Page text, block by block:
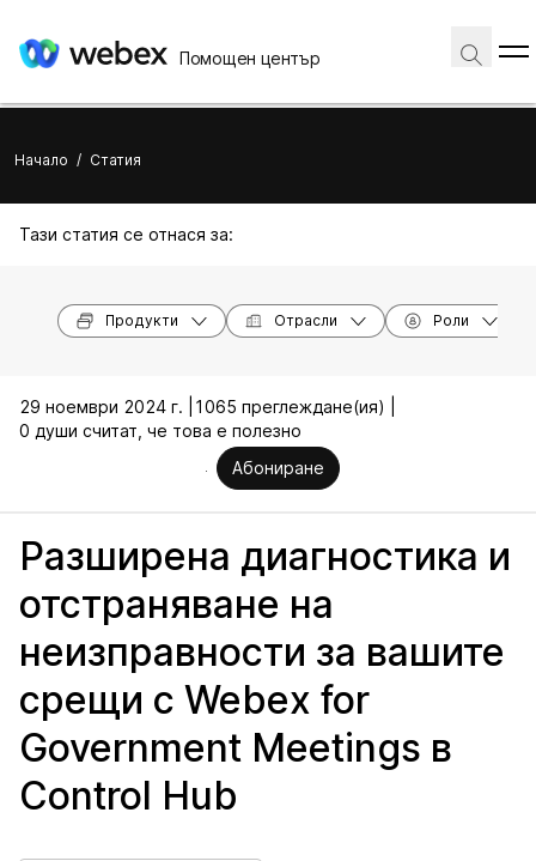
Помощен център
Начало / Статия
Тази статия се отнася за:
Продукти Отрасли Роли
29 ноември 2024 г. |
1065 преглеждане(ия) |
0 души считат, че това е полезно
Абониране
Разширена диагностика и
отстраняване на
неизправности за вашите
срещи с Webex for
Government Meetings в
Control Hub